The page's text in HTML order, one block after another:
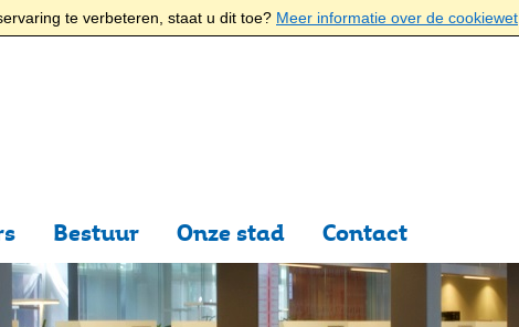
te verbeteren, staat u dit toe? Meer informatie over de cookiewet
Bestuur Onze stad Contact